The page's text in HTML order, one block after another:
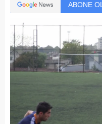
ABONE OL